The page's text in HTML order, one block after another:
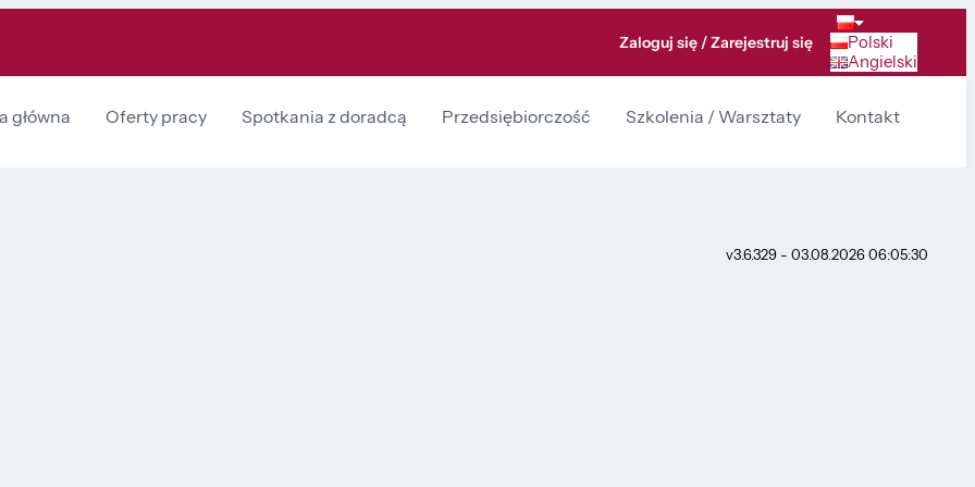
Zaloguj się / Zarejestruj się
Polski
Angielski
główna Oferty pracy Spotkania z doradcą Przedsiębiorczość Szkolenia / Warsztaty Kontakt
v3.6.329 - 03.08.2026 06:05:30